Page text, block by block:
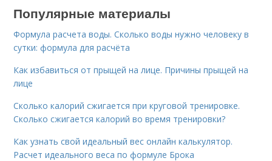
Популярные материалы
Формула расчета воды. Сколько воды нужно человеку в
сутки: формула для расчёта
Как избавиться от прыщей на лице. Причины прыщей на
лице
Сколько калорий сжигается при круговой тренировке.
Сколько сжигается калорий во время тренировки?
Как узнать свой идеальный вес онлайн калькулятор.
Расчет идеального веса по формуле Брока